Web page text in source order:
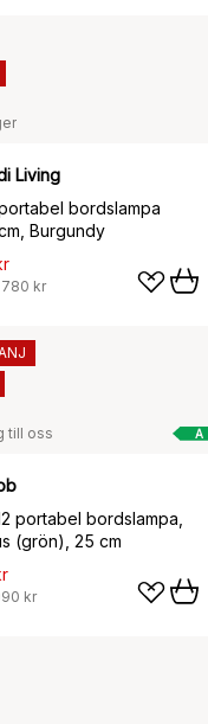
Living
bordslampa
Burgundy
780 kr
A
till oss
portabel bordslampa,
(grön), 25 cm
kr